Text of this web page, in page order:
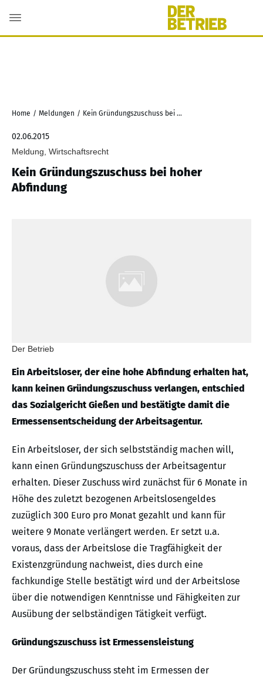
Home / Meldungen / Kein Gründungszuschuss bei hoher Abfindung
02.06.2015
Meldung, Wirtschaftsrecht
Kein Gründungszuschuss bei hoher
Abfindung
Der Betrieb
Ein Arbeitsloser, der eine hohe Abfindung erhalten hat,
kann keinen Gründungszuschuss verlangen, entschied
das Sozialgericht Gießen und bestätigte damit die
Ermessensentscheidung der Arbeitsagentur.
Ein Arbeitsloser, der sich selbstständig machen will,
kann einen Gründungszuschuss der Arbeitsagentur
erhalten. Dieser Zuschuss wird zunächst für 6 Monate in
Höhe des zuletzt bezogenen Arbeitslosengeldes
zuzüglich 300 Euro pro Monat gezahlt und kann für
weitere 9 Monate verlängert werden. Er setzt u.a.
voraus, dass der Arbeitslose die Tragfähigkeit der
Existenzgründung nachweist, dies durch eine
fachkundige Stelle bestätigt wird und der Arbeitslose
über die notwendigen Kenntnisse und Fähigkeiten zur
Ausübung der selbständigen Tätigkeit verfügt.
Gründungszuschuss ist Ermessensleistung
Der Gründungszuschuss steht im Ermessen der